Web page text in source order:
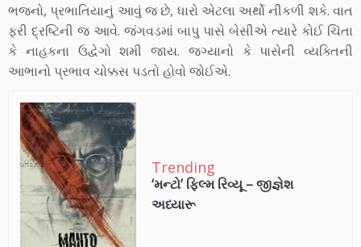
ભજનો, પ્રભાતિયાનું આવું જ છે, ધારો એટલા અર્થો નીકળી શકે. વાત
ફરી દ્રષ્ટિની જ આવે. જંગવડમાં બાપુ પાસે બેસીએ ત્યારે કોઈ ચિંતા
કે નાહકના ઉદ્વેગો શમી જાય. જગ્યાનો કે પાસેની વ્યક્તિની
આભાનો પ્રભાવ ચોક્કસ પડતો હોવો જોઈએ.
Trending
‘મન્ટો’ ફિલ્મ રિવ્યૂ – જીજ્ઞેશ
અધ્યારૂ